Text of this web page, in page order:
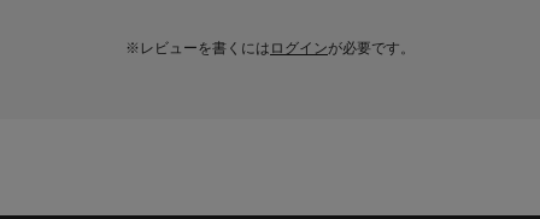
※レビューを書くには ログインが必要です。